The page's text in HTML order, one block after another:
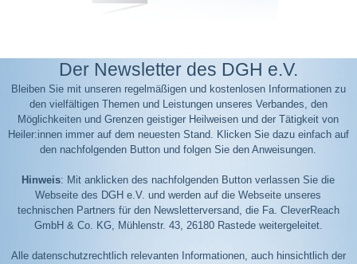
Der Newsletter des DGH e.V.
Bleiben Sie mit unseren regelmäßigen und kostenlosen Informationen zu
den vielfältigen Themen und Leistungen unseres Verbandes, den
Möglichkeiten und Grenzen geistiger Heilweisen und der Tätigkeit von
Heiler:innen immer auf dem neuesten Stand. Klicken Sie dazu einfach auf
den nachfolgenden Button und folgen Sie den Anweisungen.
Hinweis: Mit anklicken des nachfolgenden Button verlassen Sie die
Webseite des DGH e.V. und werden auf die Webseite unseres
technischen Partners für den Newsletterversand, die Fa. CleverReach
GmbH & Co. KG, Mühlenstr. 43, 26180 Rastede weitergeleitet.
Alle datenschutzrechtlich relevanten Informationen, auch hinsichtlich der